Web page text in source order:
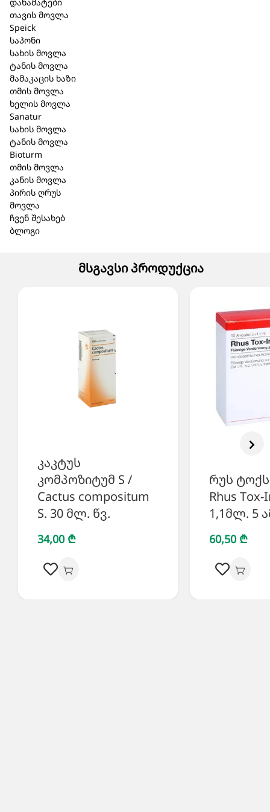
თავის მოვლა
Speick
საპონი
სახის მოვლა
ტანის მოვლა
მამაკაცის ხაზი
თმის მოვლა
ხელის მოვლა
Sanatur
სახის მოვლა
ტანის მოვლა
Bioturm
თმის მოვლა
კანის მოვლა
პირის ღრუს
მოვლა
ჩვენ შესახებ
ბლოგი
შენახვის
პირდაპირი ზემოქმედებისაგნ დაცულ მშრალ,
ბავშვებისთვის მიუწვდომელ ადგილას, 15˚- 25˚C
ტემპერატურამდე.
აფთიაქიდან
გაიცემა ურეცეპტოდ.
მწარმოებელი
(Biologische Heilmittel Heel GmbH
76532 ბადენ–ბადენი, გერმანია
დ-რ რეკევეგის ქუჩა 2-4.
წარმომადგენელი
შ.პ.ს ბიომედიკა
ა. პოლიტოვსკაიას ქ.#38
0186 თბილისი, საქართველო
+995 32 215 91 15
მსგავსი პროდუქცია
კაკტუს
კომპოზიტუმ S /
Cactus compositum
S. 30 მლ. წვ.
34,00 ₾
რუს
Rhus Tox-
1,1მლ. 5
60,50 ₾